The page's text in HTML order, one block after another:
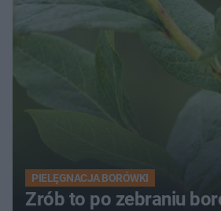
PIELĘGNACJA BORÓWKI
Zrób to po zebraniu